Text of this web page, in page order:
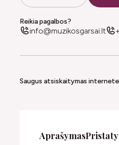
Reikia pagalbos?
info@muzikosgarsai.lt
Saugus atsiskaitymas
Aprašymas